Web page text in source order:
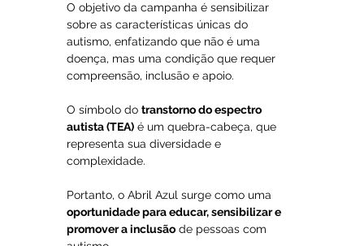
O objetivo da campanha é sensibilizar
sobre as características únicas do
autismo, enfatizando que não é uma
doença, mas uma condição que requer
compreensão, inclusão e apoio.
O símbolo do transtorno do espectro
autista (TEA) é um quebra-cabeça, que
representa sua diversidade e
complexidade.
Portanto, o Abril Azul surge como uma
oportunidade para educar, sensibilizar e
promover a inclusão de pessoas com